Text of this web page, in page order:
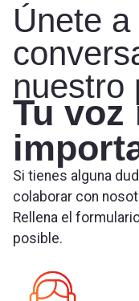
Únete a
nuestro
Tu voz
Si tienes alguna
colaborar con
Rellena el
posible.